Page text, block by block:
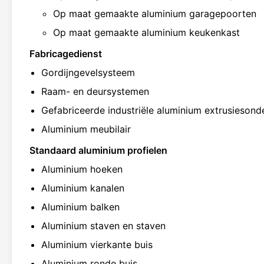
Op maat gemaakte aluminium garagepoorten
Op maat gemaakte aluminium keukenkast
Fabricagedienst
Gordijngevelsysteem
Raam- en deursystemen
Gefabriceerde industriële aluminium
Aluminium meubilair
Standaard aluminium profielen
Aluminium hoeken
Aluminium kanalen
Aluminium balken
Aluminium staven en staven
Aluminium vierkante buis